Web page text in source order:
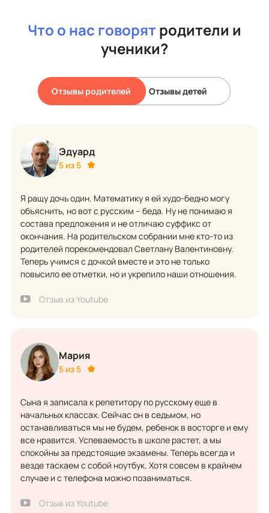
Что о нас говорятродители и
ученики?
Отзывы родителей Отзывы детей
Эдуард
5 из 5
Я ращу дочь один. Математику я ей худо-бедно могу
объяснить, но вот с русским – беда. Ну не понимаю я
состава предложения и не отличаю суффикс от
окончания. На родительском собрании мне кто-то из
родителей порекомендовал Светлану Валентиновну.
Теперь учимся с дочкой вместе и это не только
повысило ее отметки, но и укрепило наши отношения.
Отзыв из Youtube
Мария
5 из 5
Сына я записала к репетитору по русскому еще в
начальных классах. Сейчас он в седьмом, но
останавливаться мы не будем, ребенок в восторге и ему
все нравится. Успеваемость в школе растет, а мы
спокойны за предстоящие экзамены. Теперь всегда и
везде таскаем с собой ноутбук. Хотя совсем в крайнем
случае и с телефона можно позаниматься.
Отзыв из Youtube